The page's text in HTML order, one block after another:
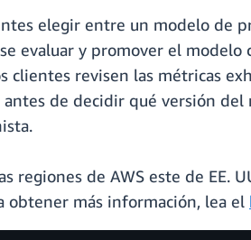
elegir entre un modelo de
evaluar y promover el
revisen las métricas
antes de decidir qué versión
de AWS este de EE.
obtener más información, lea el